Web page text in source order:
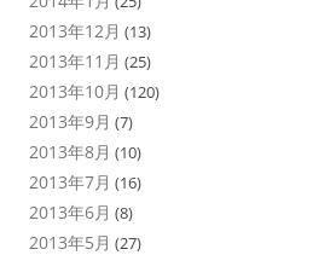
2013年12月 (13)
2013年11月 (25)
2013年10月 (120)
2013年9月 (7)
2013年8月 (10)
2013年7月 (16)
2013年6月 (8)
2013年5月 (27)